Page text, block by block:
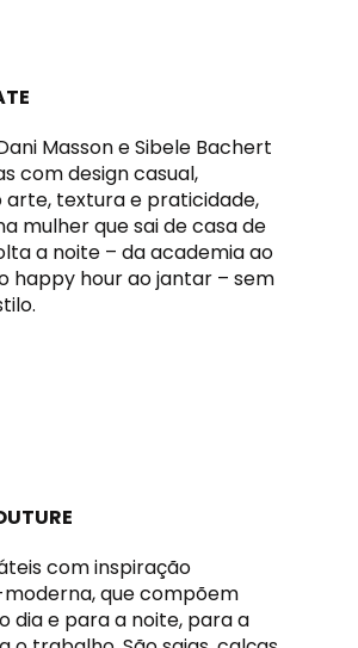
Masson e Sibele Bachert
com design casual,
arte, textura e praticidade,
mulher que sai de casa de
a noite – da academia ao
happy hour ao jantar – sem
com inspiração
que compõem
dia e para a noite, para a